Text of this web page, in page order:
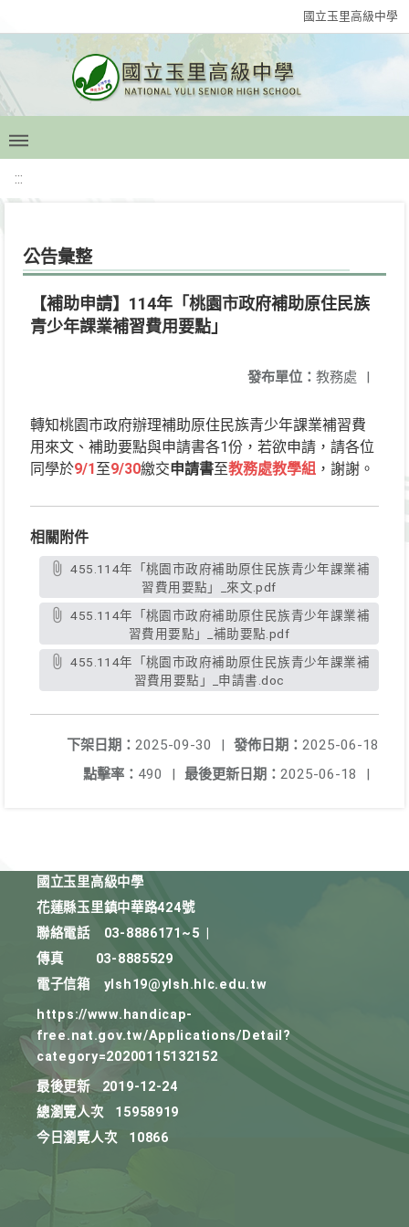
國立玉里高級中學
:::
公告彙整
【補助申請】114年「桃園市政府補助原住民族
青少年課業補習費用要點」
發布單位： 教務處 |
轉知桃園市政府辦理補助原住民族青少年課業補習費
用來文、補助要點與申請書各1份，若欲申請，請各位
同學於9/1至9/30繳交申請書至教務處教學組 ，謝謝。
相關附件
455.114年「桃園市政府補助原住民族青少年課業補
習費用要點」_來文.pdf
455.114年「桃園市政府補助原住民族青少年課業補
習費用要點」_補助要點.pdf
455.114年「桃園市政府補助原住民族青少年課業補
習費用要點」_申請書.doc
發佈日期： 2025-06-18
下架日期： 2025-09-30
|
最後更新日期： 2025-06-18 |
點擊率： 490 |
國立玉里高級中學
花蓮縣玉里鎮中華路424號
聯絡電話
03-8886171~5
傳真
03-8885529
電子信箱
ylsh19@ylsh.hlc.edu.tw
https://www.handicap-
free.nat.gov.tw/Applications/Detail?
category=20200115132152
最後更新
2019-12-24
總瀏覽人次
15958919
今日瀏覽人次
10866